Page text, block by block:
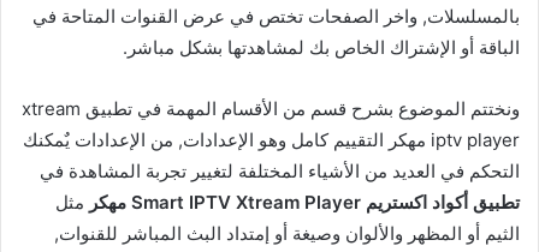
بالمسلسلات, واخر الصفحات تختص في عرض القنوات المتاحة في
الباقة أو الإشتراك الخاص بك لمشاهدتها بشكل مباشر.
ونختتم الموضوع بشرح قسم من الأقسام المهمة في تطبيق xtream
iptv player مهكر التقييم كامل وهو الإعدادات, من الإعدادات يٌمكنك
التحكم في العديد من الأشياء المختلفة لتغيير تجربة المشاهدة في
تطبيق أكواد اكستريم Smart IPTV Xtream Player مهكر
مثل
الثيم أو المظهر والألوان وصيغة أو إمتداد البث المباشر للقنوات,